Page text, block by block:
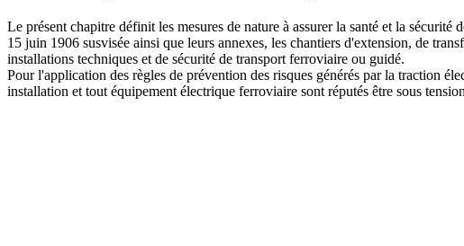
Le présent chapitre définit les mesures de nature à assurer la santé et la
15 juin 1906 susvisée ainsi que leurs annexes, les chantiers d'extension, de
installations techniques et de sécurité de transport ferroviaire ou guidé.
Pour l'application des règles de prévention des risques générés par la traction
installation et tout équipement électrique ferroviaire sont réputés être sous